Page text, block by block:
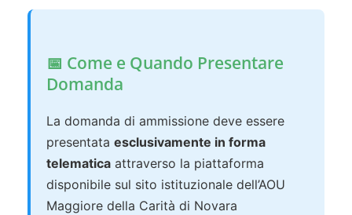
📅 Come e Quando Presentare
Domanda
La domanda di ammissione deve essere
presentata esclusivamente in forma
telematica attraverso la piattaforma
disponibile sul sito istituzionale dell’AOU
Maggiore della Carità di Novara